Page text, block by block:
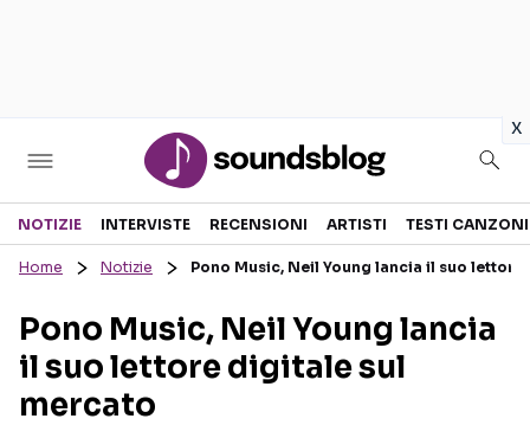
x
Sezioni
RECENSIONI MUSICALI
INTERVISTE
GOSSIP E CURIOSITÀ
TESTI CANZONI
TOUR ED EVENTI
NOTIZIE INTERVISTE RECENSIONI ARTISTI TESTI CANZONI
Home Notizie Pono Music, Neil Young lancia il suo
Pono Music, Neil Young lancia
il suo lettore digitale sul
mercato